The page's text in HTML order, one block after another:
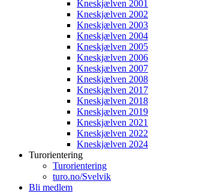
Kneskjælven 2001
Kneskjælven 2002
Kneskjælven 2003
Kneskjælven 2004
Kneskjælven 2005
Kneskjælven 2006
Kneskjælven 2007
Kneskjælven 2008
Kneskjælven 2017
Kneskjælven 2018
Kneskjælven 2019
Kneskjælven 2021
Kneskjælven 2022
Kneskjælven 2024
Turorientering
Turorientering
turo.no/Svelvik
Bli medlem